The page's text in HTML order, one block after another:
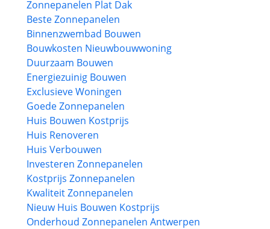
Zonnepanelen Plat Dak
Beste Zonnepanelen
Binnenzwembad Bouwen
Bouwkosten Nieuwbouwwoning
Duurzaam Bouwen
Energiezuinig Bouwen
Exclusieve Woningen
Goede Zonnepanelen
Huis Bouwen Kostprijs
Huis Renoveren
Huis Verbouwen
Investeren Zonnepanelen
Kostprijs Zonnepanelen
Kwaliteit Zonnepanelen
Nieuw Huis Bouwen Kostprijs
Onderhoud Zonnepanelen Antwerpen